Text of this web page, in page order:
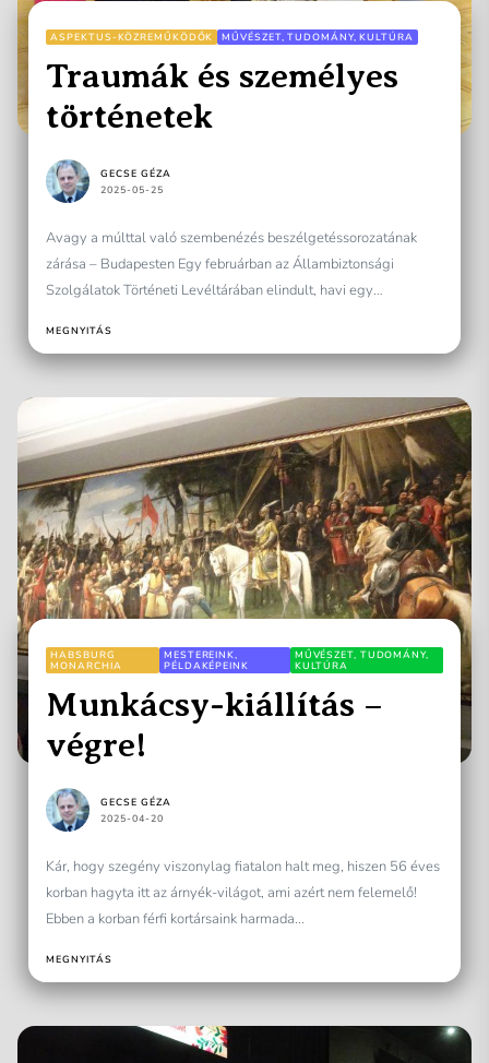
ASPEKTUS-KÖZREMŰKÖDŐK MŰVÉSZET, TUDOMÁNY, KULTÚRA
Traumák és személyes
történetek
GECSE GÉZA
2025-05-25
Avagy a múlttal való szembenézés beszélgetéssorozatának
zárása – Budapesten Egy februárban az Állambiztonsági
Szolgálatok Történeti Levéltárában elindult, havi egy
MEGNYITÁS
HABSBURG
MONARCHIA
MESTEREINK,
PÉLDAKÉPEINK
MŰVÉSZET, TUDOMÁNY,
KULTÚRA
Munkácsy-kiállítás –
végre!
GECSE GÉZA
2025-04-20
Kár, hogy szegény viszonylag fiatalon halt meg, hiszen 56 éves
korban hagyta itt az árnyék-világot, ami azért nem felemelő!
Ebben a korban férfi kortársaink harmada...
MEGNYITÁS